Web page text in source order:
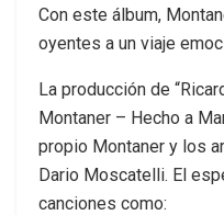
Con este álbum,
oyentes a un viaje
La producción de
Montaner – Hecho a
propio Montaner y los
Dario Moscatelli. El
canciones como: